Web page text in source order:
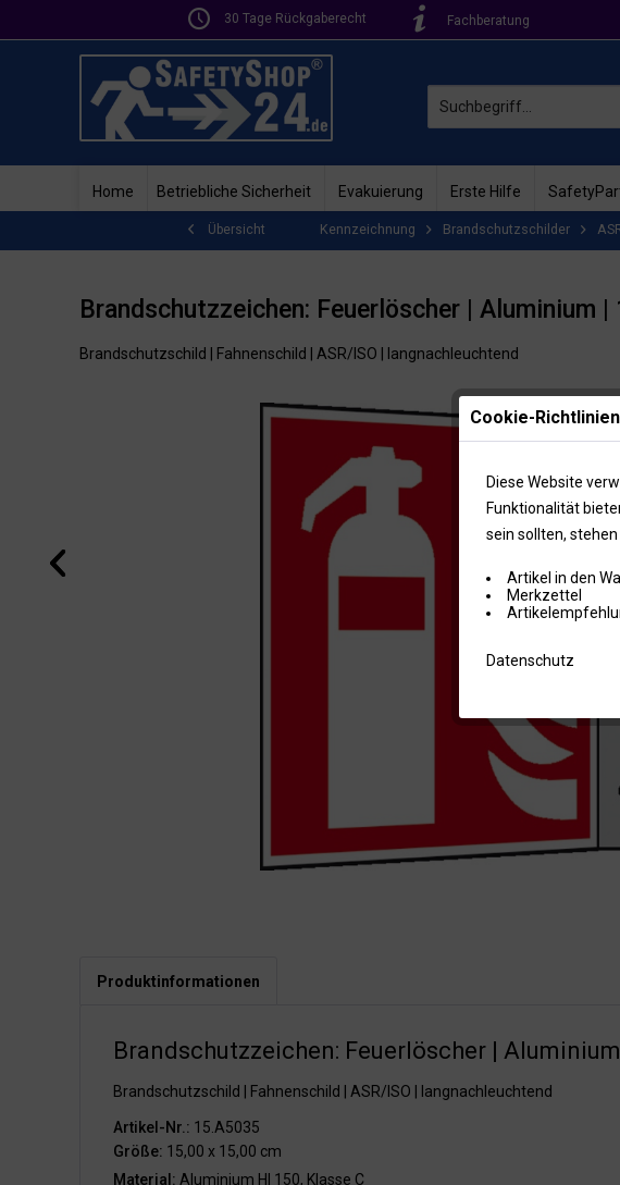
30 Tage Rückgaberecht Fachberatung
Home Betriebliche Sicherheit Evakuierung Erste Hilfe
Übersicht Kennzeichnung Brandschutzschilder
Brandschutzzeichen: Feuerlöscher | Aluminium |
Brandschutzschild | Fahnenschild | ASR/ISO | langnachleuchtend
Produktinformationen
Brandschutzzeichen: Feuerlöscher |
Brandschutzschild | Fahnenschild | ASR/ISO | langnachleuchtend
Artikel-Nr.: 15.A5035
Größe: 15,00 x 15,00 cm
Material: Aluminium HI 150, Klasse C
Cookie-Richtlinien
Diese Website
Funktionalität
sein sollten,
Artikel in den
Merkzettel
Datenschutz